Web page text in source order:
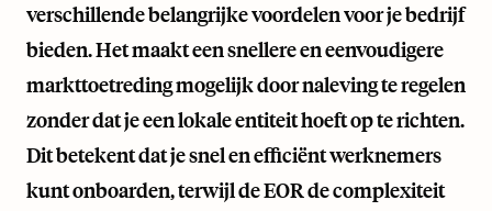
verschillende belangrijke voordelen voor je bedrijf
bieden. Het maakt een snellere en eenvoudigere
markttoetreding mogelijk door naleving te regelen
zonder dat je een lokale entiteit hoeft op te richten.
Dit betekent dat je snel en efficiënt werknemers
kunt onboarden, terwijl de EOR de complexiteit